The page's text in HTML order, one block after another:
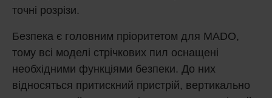
точні розрізи.
Безпека є головним пріоритетом для MADO,
тому всі моделі стрічкових пил оснащені
необхідними функціями безпеки. До них
відносяться притискний пристрій, вертикально